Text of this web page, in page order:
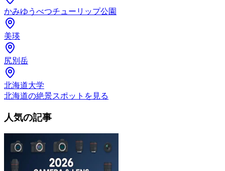
かみゆうべつチューリップ公園
美瑛
尻別岳
北海道大学
北海道の絶景スポットを見る
人気の記事